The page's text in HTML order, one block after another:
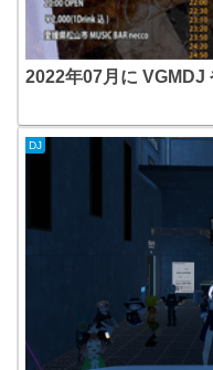
2022年07月に VGMDJ
DJ